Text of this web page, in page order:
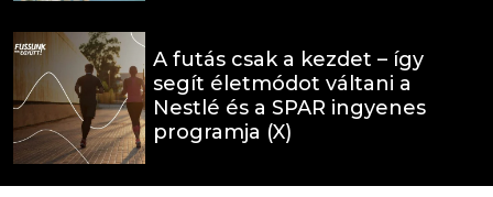
A futás csak a kezdet – így
segít életmódot váltani a
Nestlé és a SPAR ingyenes
programja (X)